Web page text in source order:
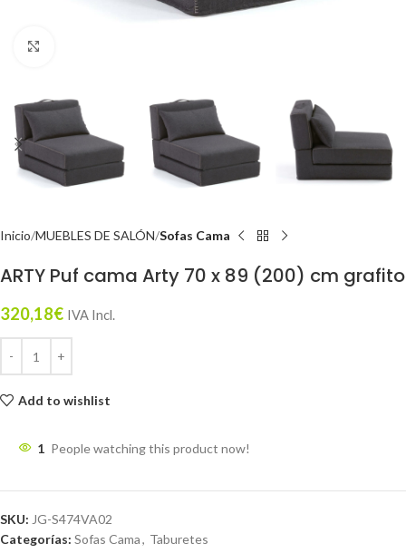
Inicio MUEBLES DE SALÓN Sofas Cama
ARTY Puf cama Arty 70 x 89 (200) cm grafito
320,18€ IVA Incl.
Add to wishlist
1 People watching this product now!
SKU: JG-S474VA02
Categorías: Sofas Cama, Taburetes